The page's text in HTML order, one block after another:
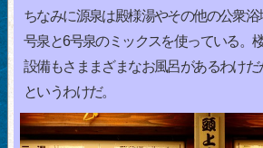
ちなみに源泉は殿様湯やその他の公衆
号泉と6号泉のミックスを使っている。
設備もさままざまなお風呂があるわけ
というわけだ。